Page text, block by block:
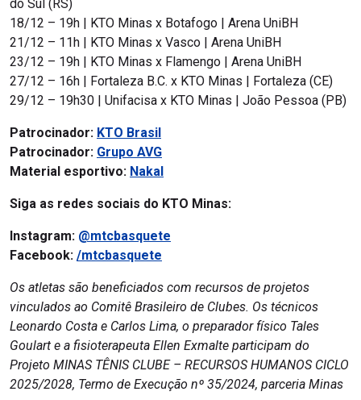
do Sul (RS)
18/12 – 19h | KTO Minas x Botafogo | Arena UniBH
21/12 – 11h | KTO Minas x Vasco | Arena UniBH
23/12 – 19h | KTO Minas x Flamengo | Arena UniBH
27/12 – 16h | Fortaleza B.C. x KTO Minas | Fortaleza (CE)
29/12 – 19h30 | Unifacisa x KTO Minas | João Pessoa (PB)
Patrocinador: KTO Brasil
Patrocinador: Grupo AVG
Material esportivo: Nakal
Siga as redes sociais do KTO Minas:
Instagram: @mtcbasquete
Facebook: /mtcbasquete
Os atletas são beneficiados com recursos de projetos
vinculados ao Comitê Brasileiro de Clubes. Os técnicos
Leonardo Costa e Carlos Lima, o preparador físico Tales
Goulart e a fisioterapeuta Ellen Exmalte participam do
Projeto MINAS TÊNIS CLUBE – RECURSOS HUMANOS CICLO
2025/2028, Termo de Execução nº 35/2024, parceria Minas